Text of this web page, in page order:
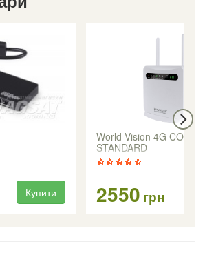
Купити
World Vision 4G
STANDARD
2550 грн